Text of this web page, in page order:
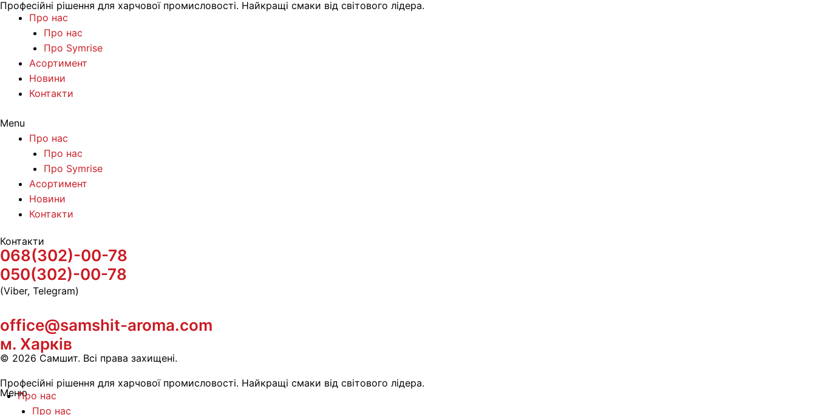
Професійні рішення для харчової промисловості. Найкращі смаки від світового лідера.
Про нас
Про нас
Про Symrise
Асортимент
Новини
Контакти
Menu
Про нас
Про нас
Про Symrise
Асортимент
Новини
Контакти
Контакти
068(302)-00-78
050(302)-00-78
(Viber, Telegram)
office@samshit-aroma.com
м. Харків
© 2026 Самшит. Всі права захищені.
Професійні рішення для харчової промисловості. Найкращі смаки від світового лідера.
МенюПро нас
Про нас